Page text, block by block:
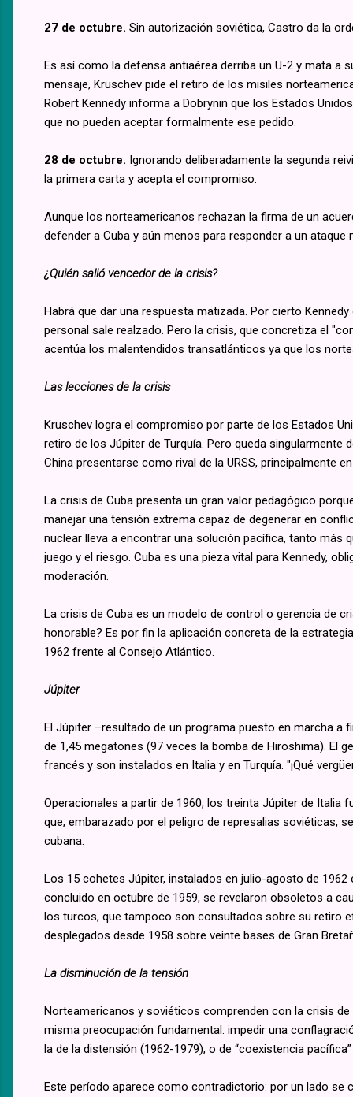
27 de octubre. Sin autorización soviética, Castro da la
Es así como la defensa antiaérea derriba un U-2 y mata a
mensaje, Kruschev pide el retiro de los misiles
Robert Kennedy informa a Dobrynin que los Estados
que no pueden aceptar formalmente ese pedido.
28 de octubre. Ignorando deliberadamente la segunda
la primera carta y acepta el compromiso.
Aunque los norteamericanos rechazan la firma de un
defender a Cuba y aún menos para responder a un ataque
¿Quién salió vencedor de la crisis?
Habrá que dar una respuesta matizada. Por cierto
personal sale realzado. Pero la crisis, que concretiza el
acentúa los malentendidos transatlánticos ya que los
Las lecciones de la crisis
Kruschev logra el compromiso por parte de los Estados
retiro de los Júpiter de Turquía. Pero queda
China presentarse como rival de la URSS, principalmente
La crisis de Cuba presenta un gran valor pedagógico
manejar una tensión extrema capaz de degenerar en
nuclear lleva a encontrar una solución pacífica, tanto más
juego y el riesgo. Cuba es una pieza vital para Kennedy,
moderación.
La crisis de Cuba es un modelo de control o gerencia de
honorable? Es por fin la aplicación concreta de la
1962 frente al Consejo Atlántico.
Júpiter
El Júpiter –resultado de un programa puesto en marcha a
de 1,45 megatones (97 veces la bomba de Hiroshima). El
francés y son instalados en Italia y en Turquía. "¡Qué
Operacionales a partir de 1960, los treinta Júpiter de
que, embarazado por el peligro de represalias soviéticas,
cubana.
Los 15 cohetes Júpiter, instalados en julio-agosto de 1962
concluido en octubre de 1959, se revelaron obsoletos a
los turcos, que tampoco son consultados sobre su retiro
desplegados desde 1958 sobre veinte bases de Gran
La disminución de la tensión
Norteamericanos y soviéticos comprenden con la crisis
misma preocupación fundamental: impedir una
la de la distensión (1962-1979), o de “coexistencia
Este período aparece como contradictorio: por un lado